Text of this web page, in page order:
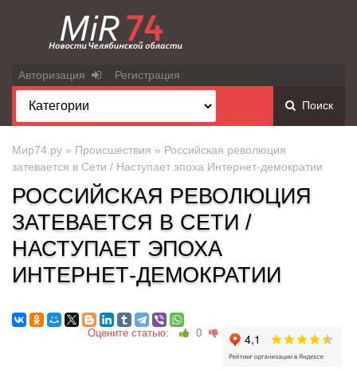
Авторизация Регистрация
Поиск
Мир74.ру » Происшествия » Российская революция
затевается в Сети / Наступает эпоха Интернет-демократии
РОССИЙСКАЯ РЕВОЛЮЦИЯ
ЗАТЕВАЕТСЯ В СЕТИ /
НАСТУПАЕТ ЭПОХА
ИНТЕРНЕТ-ДЕМОКРАТИИ
Оцените статью: 0